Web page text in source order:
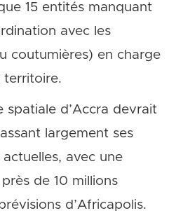
15 entités manquant
avec les
coutumières) en charge
territoire.
spatiale d’Accra devrait
largement ses
avec une
de 10 millions
d’Africapolis.